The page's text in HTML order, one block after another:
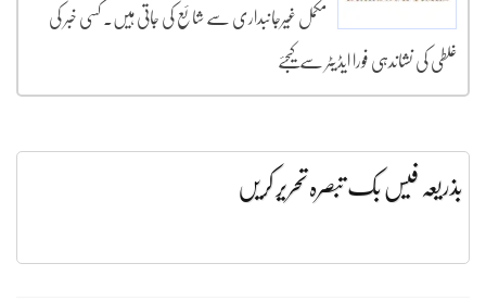
مکمل غیرجانبداری سے شائع کی جاتی ہیں۔ کسی خبر کی
غلطی کی نشاندہی فورا ایڈیٹر سے کیجئے
بذریعہ فیس بک تبصرہ تحریر کریں